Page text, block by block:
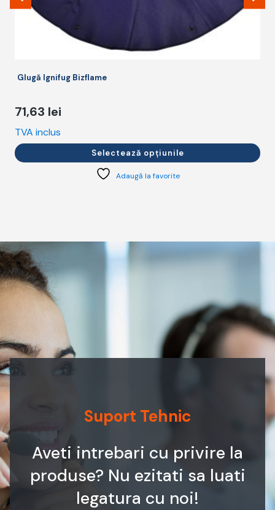
Glugă Ignifug Bizflame
71,63 lei
TVA inclus
Selectează opțiunile
Adaugă la favorite
Suport Tehnic
Aveti intrebari cu privire la
produse? Nu ezitati sa luati
legatura cu noi!